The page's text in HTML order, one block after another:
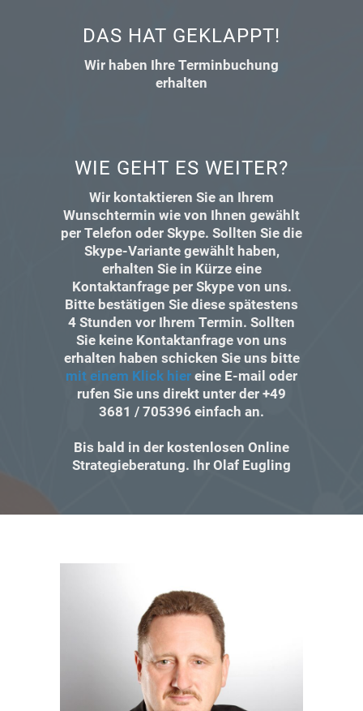
DAS HAT GEKLAPPT!
Wir haben Ihre Terminbuchung
erhalten
WIE GEHT ES WEITER?
Wir kontaktieren Sie an Ihrem
Wunschtermin wie von Ihnen gewählt
per Telefon oder Skype. Sollten Sie die
Skype-Variante gewählt haben,
erhalten Sie in Kürze eine
Kontaktanfrage per Skype von uns.
Bitte bestätigen Sie diese spätestens
4 Stunden vor Ihrem Termin. Sollten
Sie keine Kontaktanfrage von uns
erhalten haben schicken Sie uns bitte
mit einem Klick hier eine E-mail oder
rufen Sie uns direkt unter der +49
3681 / 705396 einfach an.
Bis bald in der kostenlosen Online
Strategieberatung. Ihr Olaf Eugling